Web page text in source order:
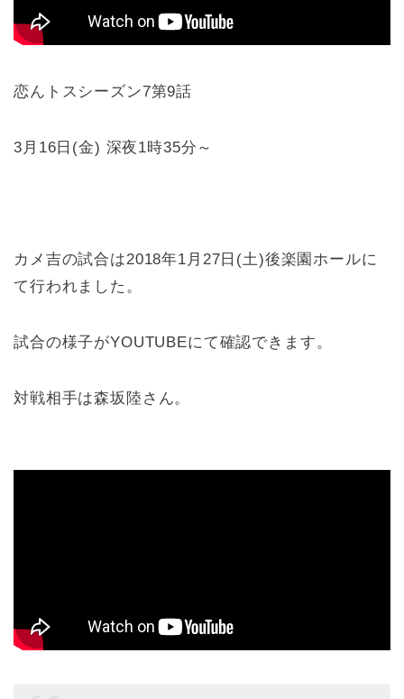
恋んトスシーズン7第9話
3月16日(金) 深夜1時35分～
カメ吉の試合は2018年1月27日(土)後楽園ホールに
て行われました。
試合の様子がYOUTUBEにて確認できます。
対戦相手は森坂陸さん。